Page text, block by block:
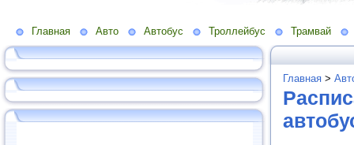
Главная Авто Автобус Троллейбус Трамвай
Главная >